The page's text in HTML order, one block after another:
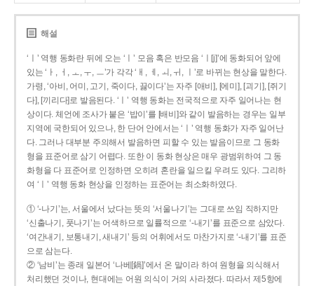
해설
‘ㅣ’ 역행 동화란 뒤에 오는 ‘ㅣ’ 모음 혹은 반모음 ‘ㅣ[j]’에 동화되어 앞에
있는 ‘ㅏ, ㅓ, ㅗ, ㅜ, ㅡ’가 각각 ‘ㅐ, ㅔ, ㅚ, ㅟ, ㅣ’로 바뀌는 현상을 말한다.
가령, ‘아비, 어미, 고기, 죽이다, 끓이다’는 자주 [애비], [에미], [괴기], [쥐기
다], [끼리다]로 발음된다. ‘ㅣ’ 역행 동화는 전국적으로 자주 일어나는 현
상이다. 체언에 조사가 붙은 ‘밥이’를 [배비]와 같이 발음하는 경우는 일부
지역에 국한되어 있으나, 한 단어 안에서는 ‘ㅣ’ 역행 동화가 자주 일어난
다. 그러나 대부분 주의해서 발음하면 피할 수 있는 발음이므로 그 동화
형을 표준어로 삼기 어렵다. 또한 이 동화 현상은 매우 광범위하여 그 동
화형을 다 표준어로 인정하면 오히려 혼란을 일으킬 우려도 있다. 그리하
여 ‘ㅣ’ 역행 동화 현상을 인정하는 표준어는 최소화하였다.
① ‘-나기’는, 서울에서 났다는 뜻의 ‘서울나기’는 그대로 쓰임 직하지만
‘신출나기, 풋나기’는 어색하므로 일률적으로 ‘-내기’를 표준으로 삼았다.
‘여간내기, 보통내기, 새내기’ 등의 어휘에서도 마찬가지로 ‘-내기’를 표준
으로 삼는다.
② ‘남비’는 종래 일본어 ‘나베[鍋]’에서 온 말이라 하여 원형을 의식해서
처리했던 것이나, 현대에는 어원 의식이 거의 사라졌다. 따라서 제5항에